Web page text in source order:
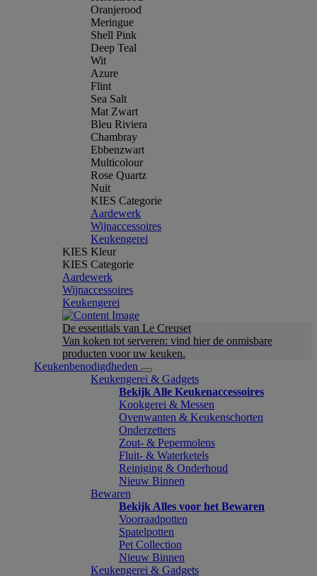
Oranjerood
Meringue
Shell Pink
Deep Teal
Wit
Azure
Flint
Sea Salt
Mat Zwart
Bleu Riviera
Chambray
Ebbenzwart
Multicolour
Rose Quartz
Nuit
KIES Categorie
Aardewerk
Wijnaccessoires
Keukengerei
KIES Kleur
KIES Categorie
Aardewerk
Wijnaccessoires
Keukengerei
De essentials van Le Creuset
Van koken tot serveren: vind hier de onmisbare
producten voor uw keuken.
Keukenbenodigdheden
Keukengerei & Gadgets
Bekijk Alle Keukenaccessoires
Kookgerei & Messen
Ovenwanten & Keukenschorten
Onderzetters
Zout- & Pepermolens
Fluit- & Waterketels
Reiniging & Onderhoud
Nieuw Binnen
Bewaren
Bekijk Alles voor het Bewaren
Voorraadpotten
Spatelpotten
Pet Collection
Nieuw Binnen
Keukengerei & Gadgets